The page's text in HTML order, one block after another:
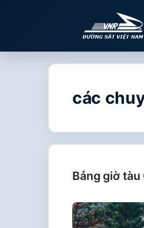
dung
các
Bảng giờ tàu